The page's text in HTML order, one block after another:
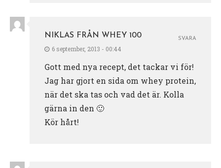
NIKLAS FRÅN WHEY 100
6 september, 2013 - 00:44
Gott med nya recept, det tackar vi för!
Jag har gjort en sida om whey protein,
när det ska tas och vad det är. Kolla
gärna in den 🙂
Kör hårt!
SVARA